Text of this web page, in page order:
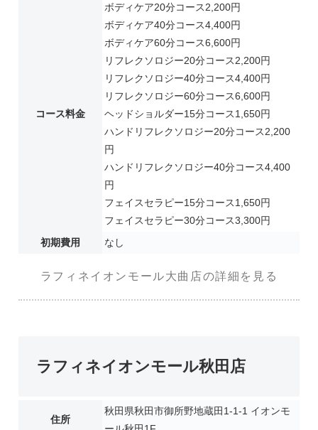
コース料金
ボディケア20分コース2,200円
ボディケア40分コース4,400円
ボディケア60分コース6,600円
リフレクソロジー20分コース2,200円
リフレクソロジー40分コース4,400円
リフレクソロジー60分コース6,600円
ヘッドショルダー15分コース1,650円
ハンドリフレクソロジー20分コース2,200
円
ハンドリフレクソロジー40分コース4,400
円
フェイスセラピー15分コース1,650円
フェイスセラピー30分コース3,300円
初期費用
なし
ラフィネイオンモール大曲店の詳細を見る
ラフィネイオンモール秋田店
住所
秋田県秋田市御所野地蔵田1-1-1 イオンモ